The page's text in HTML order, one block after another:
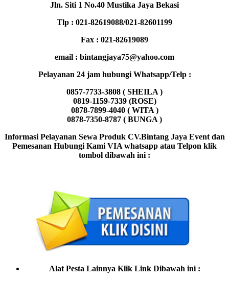
Jln. Siti 1 No.40 Mustika Jaya Bekasi
Tlp : 021-82619088/021-82601199
Fax : 021-82619089
email : bintangjaya75@yahoo.com
Pelayanan 24 jam hubungi Whatsapp/Telp :
0857-7733-3808 ( SHEILA )
0819-1159-7339 (ROSE)
0878-7899-4040 ( WITA )
0878-7350-8787 ( BUNGA )
Informasi Pelayanan Sewa Produk CV.Bintang Jaya Event dan
Pemesanan Hubungi Kami VIA whatsapp atau Telpon klik
tombol dibawah ini :
Alat Pesta Lainnya Klik Link Dibawah ini :